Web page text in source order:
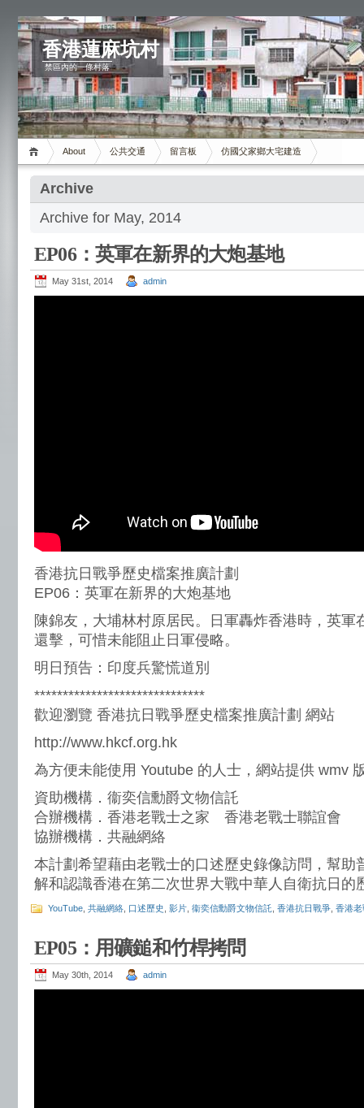
香港蓮麻坑村
禁區內的一條村落
About 公共交通 留言板 仿國父家鄉大宅建造
Archive
Archive for May, 2014
EP06：英軍在新界的大炮基地
May 31st, 2014 admin
香港抗日戰爭歷史檔案推廣計劃
EP06：英軍在新界的大炮基地
陳錦友，大埔林村原居民。日軍轟炸香港時，英軍
還擊，可惜未能阻止日軍侵略。
明日預告：印度兵驚慌道別
******************************
歡迎瀏覽 香港抗日戰爭歷史檔案推廣計劃 網站
http://www.hkcf.org.hk
為方便未能使用 Youtube 的人士，網站提供 wmv
資助機構．衞奕信勳爵文物信託
合辦機構．香港老戰士之家 香港老戰士聯誼會
協辦機構．共融網絡
本計劃希望藉由老戰士的口述歷史錄像訪問，幫助
解和認識香港在第二次世界大戰中華人自衛抗日的
YouTube 共融網絡 口述歷史 影片 衞奕信勳爵文物信託 香港抗日戰爭 香港
EP05：用礦鎚和竹桿拷問
May 30th, 2014 admin